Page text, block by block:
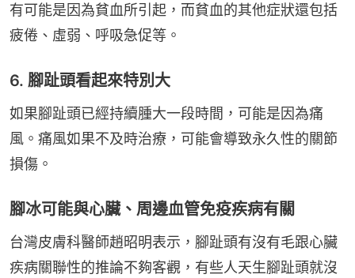
有可能是因為貧血所引起，而貧血的其他症狀還包括
疲倦、虛弱、呼吸急促等。
6. 腳趾頭看起來特別大
如果腳趾頭已經持續腫大一段時間，可能是因為痛
風。痛風如果不及時治療，可能會導致永久性的關節
損傷。
腳冰可能與心臟、周邊血管免疫疾病有關
台灣皮膚科醫師趙昭明表示，腳趾頭有沒有毛跟心臟
疾病關聯性的推論不夠客觀，有些人天生腳趾頭就沒